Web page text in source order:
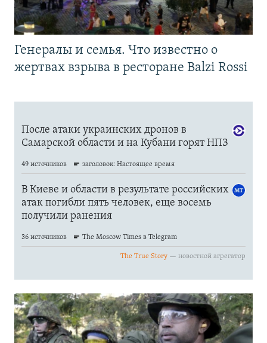
Генералы и семья. Что известно о
жертвах взрыва в ресторане Balzi Rossi